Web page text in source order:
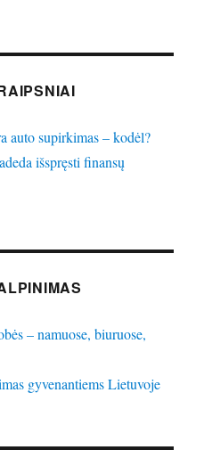
auto supirkimas – kodėl?
išspręsti finansų
– namuose, biuruose,
gyvenantiems Lietuvoje